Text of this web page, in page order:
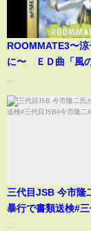
ROOMMATE3〜涼
に〜 ＥＤ曲「風
三代目JSB 今市隆
暴行で書類送検#